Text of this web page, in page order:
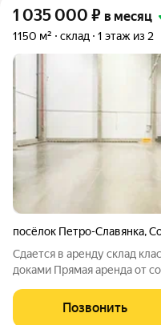
1 035 000 ₽ в месяц
1150 м² склад 1 этаж из 2
посёлок Петро-Славянка,
Сдается в аренду склад
доками Прямая аренда от собственника.
расположен аэропорт.
Заезд со стороны
Позвонить